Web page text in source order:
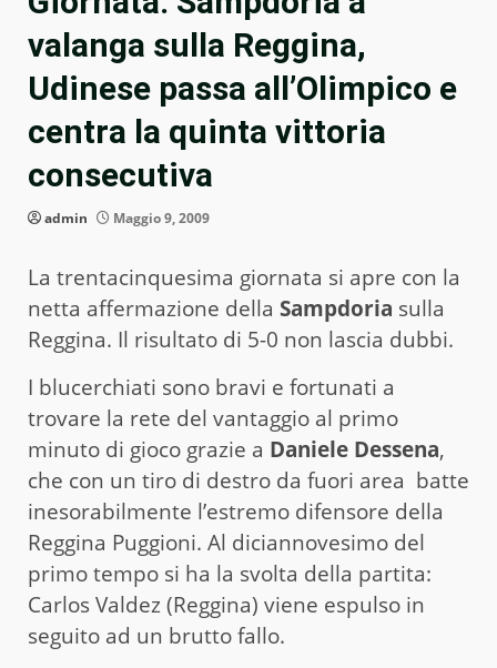
valanga sulla Reggina,
Udinese passa all’Olimpico e
centra la quinta vittoria
consecutiva
admin Maggio 9, 2009
La trentacinquesima giornata si apre con la
netta affermazione della Sampdoria sulla
Reggina. Il risultato di 5-0 non lascia dubbi.
I blucerchiati sono bravi e fortunati a
trovare la rete del vantaggio al primo
minuto di gioco grazie a Daniele Dessena,
che con un tiro di destro da fuori area batte
inesorabilmente l’estremo difensore della
Reggina Puggioni. Al diciannovesimo del
primo tempo si ha la svolta della partita:
Carlos Valdez (Reggina) viene espulso in
seguito ad un brutto fallo.